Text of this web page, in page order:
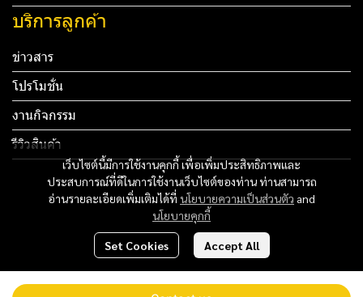
เว็บไซต์นี้มีการใช้งานคุกกี้ เพื่อเพิ่มประสิทธิภาพและ
ประสบการณ์ที่ดีในการใช้งานเว็บไซต์ของท่าน ท่านสามารถ
อ่านรายละเอียดเพิ่มเติมได้ที่ นโยบายความเป็นส่วนตัว and
นโยบายคุกกี้
Set Cookies Accept All
บริการลูกค้า
ข่าวสาร
โปรโมชั่น
งานกิจกรรม
รีวิวสินค้า
Tel: 012 345 67890 Email: mail@yourdomain.com
ทดสอบ 3
Copyright 2024 | All Rights Reserved | Powered by MWE